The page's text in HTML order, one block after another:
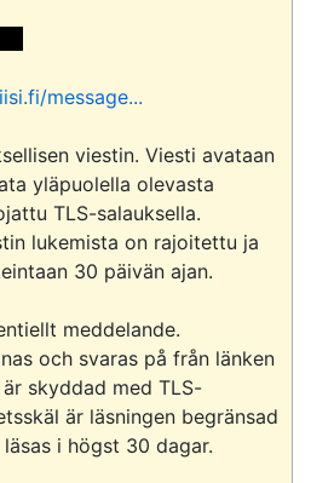
message...
viestin. Viesti avataan
yläpuolella olevasta
TLS-salauksella.
lukemista on rajoitettu ja
30 päivän ajan.
meddelande.
och svaras på från länken
skyddad med TLS-
är läsningen begränsad
i högst 30 dagar.